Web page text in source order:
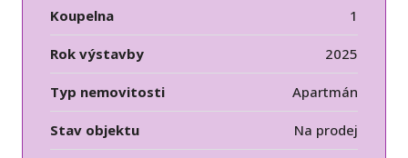
Koupelna 1
Rok výstavby 2025
Typ nemovitosti Apartmán
Stav objektu Na prodej